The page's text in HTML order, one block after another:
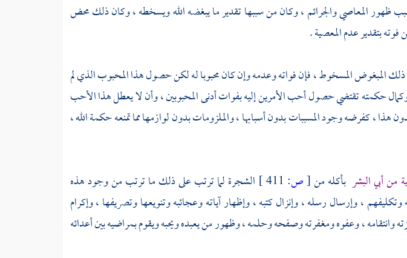
ظهور المعاصي والجرائم ، وكان من سببها تقدير ما يبغضه الله ويسخطه ، وكان ذلك محض
فوته بتقدير عدم المعصية .
المبغوض المسخوط ، فإن فواته وعدمه وإن كان محبوبا له لكن حصول هذا المحبوب الذي لم
حكمته تقتضي حصول أحب الأمرين إليه بفوات أدنى المحبوبين ، وأن لا يعطل هذا الأحب
، كفرضه وجود المسببات بدون أسبابها ، والملزومات بدون لوازمها مما تمنعه حكمة الله ،
من أبي البشر بأكله من[ص:
الشجرة لما ترتب على ذلك ما ترتب من وجود هذه
، وإرسال رسله ، وإنزال كتبه ، وإظهار آياته وعجائبه وتنويعها وتصريفها ، وإكرام
وانتقامه ، وعفوه ومغفرته وصفحه وحلمه ، وظهور من يعبده ويحبه ويقوم بمراضيه بين أعدائه